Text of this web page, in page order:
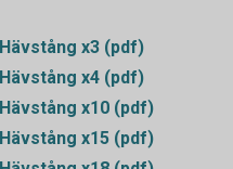
x3 (pdf)
x4 (pdf)
x10 (pdf)
x15 (pdf)